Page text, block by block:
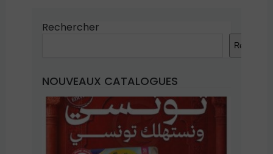
Rechercher
NOUVEAUX CATALOGUES